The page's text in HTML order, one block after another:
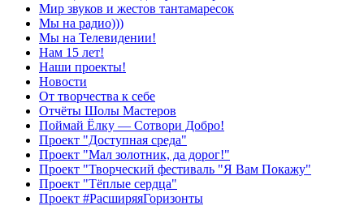
Мир звуков и жестов тантамаресок
Мы на радио)))
Мы на Телевидении!
Нам 15 лет!
Наши проекты!
Новости
От творчества к себе
Отчёты Шолы Мастеров
Поймай Ёлку — Сотвори Добро!
Проект "Доступная среда"
Проект "Мал золотник, да дорог!"
Проект "Творческий фестиваль "Я Вам Покажу"
Проект "Тёплые сердца"
Проект #РасширяяГоризонты